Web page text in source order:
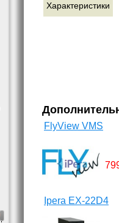
Характеристики
FlyView VMS
Ipera EX-22D4